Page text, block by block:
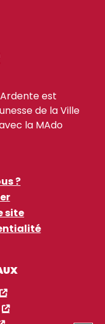
est
de la Ville
la MAdo
?
site